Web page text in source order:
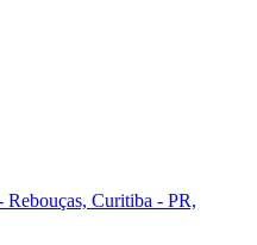
Curitiba - PR,